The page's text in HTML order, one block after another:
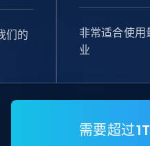
们的
非常适合使用
业
需要超过